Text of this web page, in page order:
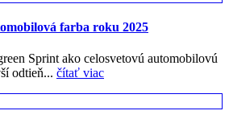
farba roku 2025
Sprint ako celosvetovú automobilovú
odtieň... čítať viac